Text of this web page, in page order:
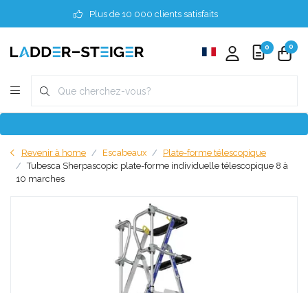
Plus de 10 000 clients satisfaits
0 0
Revenir à home Escabeaux
Plate-forme télescopique
Tubesca Sherpascopic plate-forme individuelle télescopique 8 à
10 marches